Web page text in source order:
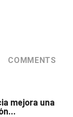
COMMENTS
mejora una